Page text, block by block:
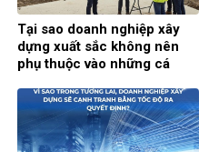
Tại sao doanh nghiệp xây
dựng xuất sắc không nên
phụ thuộc vào những cá